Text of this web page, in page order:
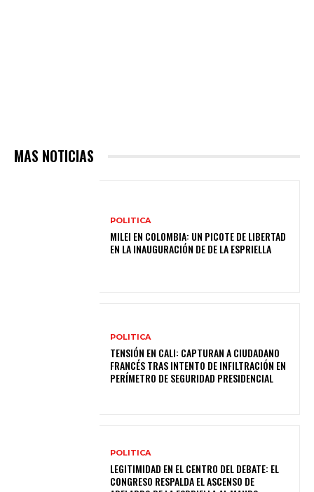
MAS NOTICIAS
POLITICA
MILEI EN COLOMBIA: UN PICOTE DE LIBERTAD
EN LA INAUGURACIÓN DE DE LA ESPRIELLA
POLITICA
TENSIÓN EN CALI: CAPTURAN A CIUDADANO
FRANCÉS TRAS INTENTO DE INFILTRACIÓN EN
PERÍMETRO DE SEGURIDAD PRESIDENCIAL
POLITICA
LEGITIMIDAD EN EL CENTRO DEL DEBATE: EL
CONGRESO RESPALDA EL ASCENSO DE